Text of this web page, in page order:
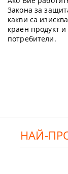
Закона за
какви са
краен продукт
потребители.
НАЙ-